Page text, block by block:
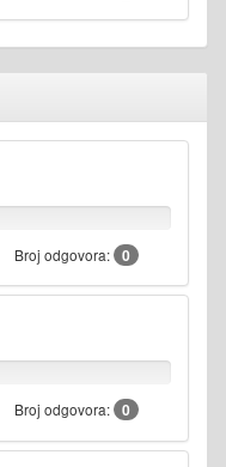
Broj odgovora: 0
Broj odgovora: 0